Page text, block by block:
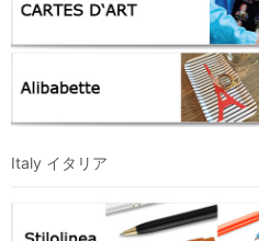
Italy イタリア